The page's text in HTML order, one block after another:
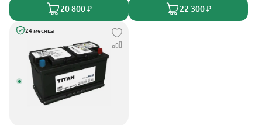
20 800 ₽ 22 300 ₽
24 месяца